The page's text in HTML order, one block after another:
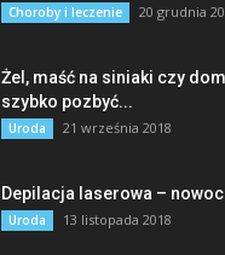
Choroby i leczenie 20 grudnia
Żel, maść na siniaki czy
szybko pozbyć...
Uroda 21 września 2018
Depilacja laserowa –
Uroda 13 listopada 2018